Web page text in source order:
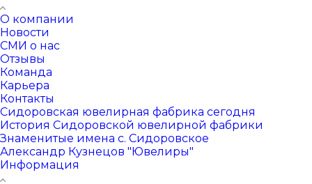
О компании
Новости
СМИ о нас
Отзывы
Команда
Карьера
Контакты
Сидоровская ювелирная фабрика сегодня
История Сидоровской ювелирной фабрики
Знаменитые имена с. Сидоровское
Александр Кузнецов "Ювелиры"
Информация